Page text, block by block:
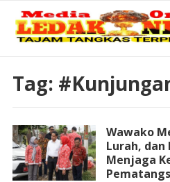
Tag:
Wawako
Lurah, dan
Menjaga